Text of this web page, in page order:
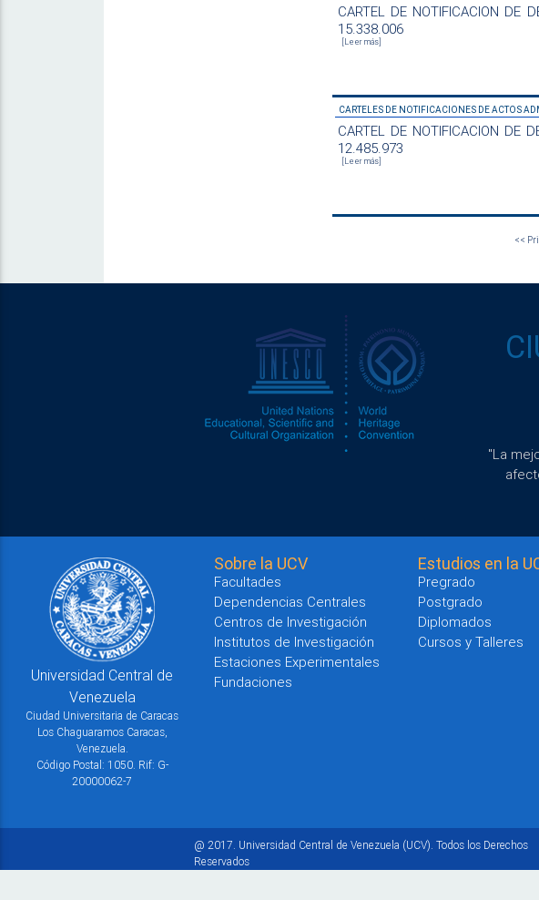
CARTEL DE NOTIFICACION
15.338.006
[Leer más]
CARTELES DE NOTIFICACIONES DE ACTOS
CARTEL DE NOTIFICACION
12.485.973
[Leer más]
<<
"La
Universidad Central de
Venezuela
Ciudad Universitaria de Caracas
Los Chaguaramos Caracas,
Venezuela.
Código Postal: 1050. Rif: G-
20000062-7
Sobre la UCV
Facultades
Dependencias Centrales
Centros de Investigación
Institutos de Investigación
Estaciones Experimentales
Fundaciones
Estudios en la
Pregrado
Postgrado
Diplomados
Cursos y Talleres
@ 2017. Universidad Central de Venezuela (UCV). Todos los Derechos
Reservados